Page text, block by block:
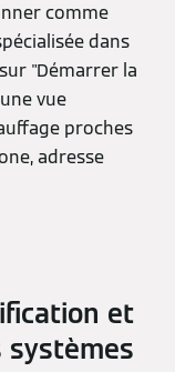
comme
dans
"Démarrer la
vue
proches
adresse
et
systèmes